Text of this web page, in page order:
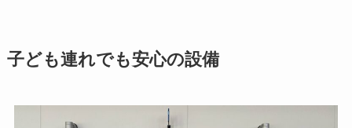
子ども連れでも安心の設備